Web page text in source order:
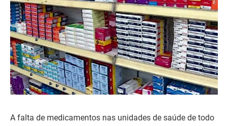
A falta de medicamentos nas unidades de saúde de todo